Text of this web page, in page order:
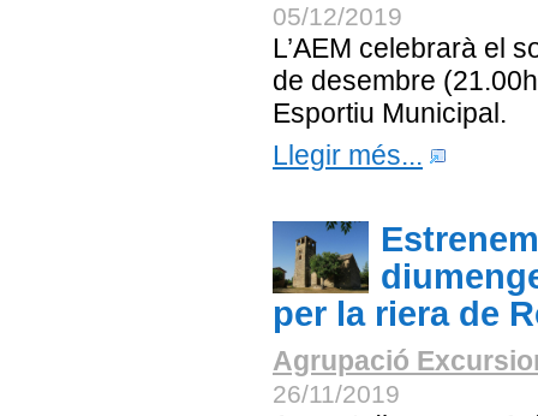
05/12/2019
L’AEM celebrarà el
de desembre
Esportiu Municipal.
Llegir més...
per la riera de
Agrupació
26/11/2019